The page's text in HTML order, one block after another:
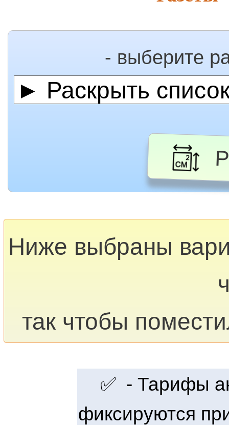
- выберите
Ниже выбраны
так чтобы
✅ - Тарифы
фиксируются